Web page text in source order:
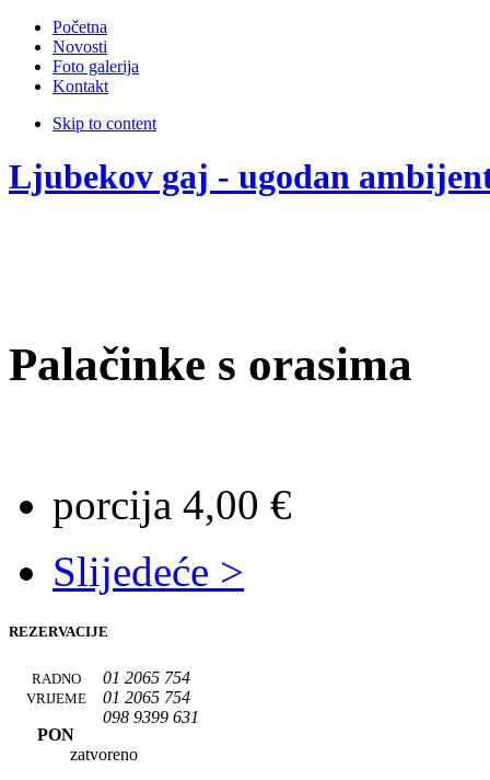
Početna
Novosti
Foto galerija
Kontakt
Skip to content
Ljubekov gaj - ugodan
Palačinke s orasima
porcija 4,00 €
Slijedeće >
REZERVACIJE
01 2065 754
01 2065 754
098 9399 631
RADNO
VRIJEME
PON
zatvoreno